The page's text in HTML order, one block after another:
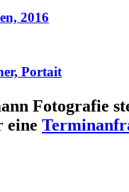
2016
Portait
Fotografie
eine